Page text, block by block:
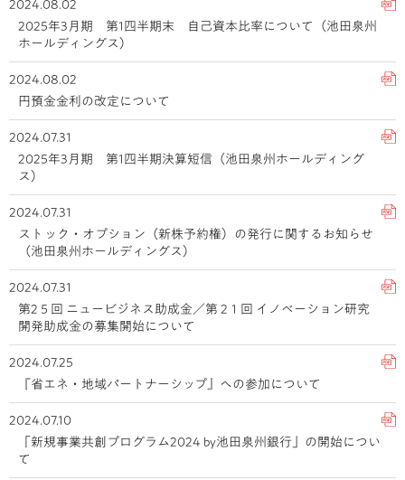
2024.08.02
2025年3月期 第1四半期末 自己資本比率について（池田泉州
ホールディングス）
2024.08.02
円預金金利の改定について
2024.07.31
2025年3月期 第1四半期決算短信（池田泉州ホールディング
ス）
2024.07.31
ストック・オプション（新株予約権）の発行に関するお知らせ
（池田泉州ホールディングス）
2024.07.31
第2５回 ニュービジネス助成金／第 2１回 イノベーション研究
開発助成金の募集開始について
2024.07.25
『省エネ・地域パートナーシップ』への参加について
2024.07.10
「新規事業共創プログラム2024 by池田泉州銀行」の開始につい
て